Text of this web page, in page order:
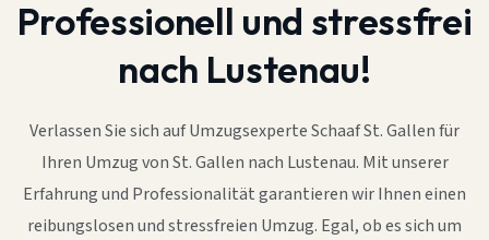
Professionell und stressfrei
nach Lustenau!
Verlassen Sie sich auf Umzugsexperte Schaaf St. Gallen für
Ihren Umzug von St. Gallen nach Lustenau. Mit unserer
Erfahrung und Professionalität garantieren wir Ihnen einen
reibungslosen und stressfreien Umzug. Egal, ob es sich um